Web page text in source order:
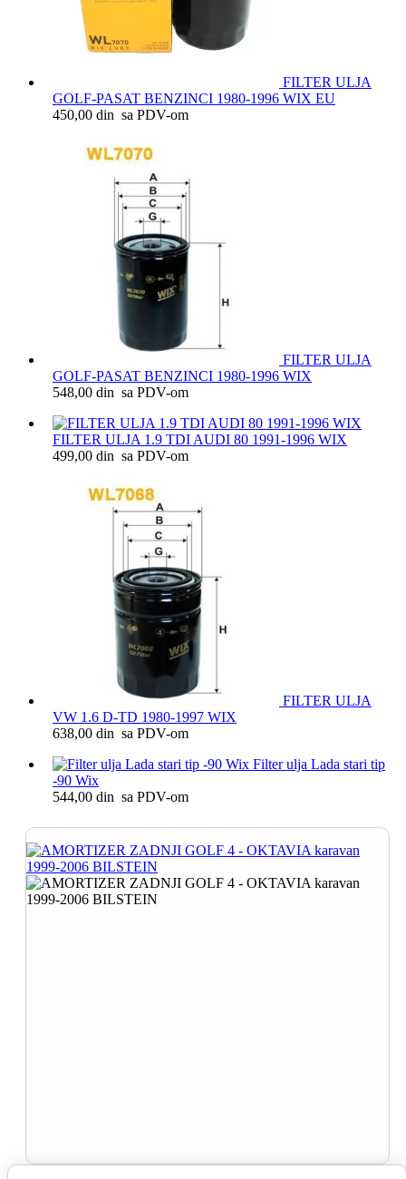
FILTER ULJA
GOLF-PASAT BENZINCI 1980-1996 WIX EU
450,00 din sa PDV-om
FILTER ULJA
GOLF-PASAT BENZINCI 1980-1996 WIX
548,00 din sa PDV-om
FILTER ULJA 1.9 TDI AUDI 80 1991-1996 WIX
499,00 din sa PDV-om
FILTER ULJA
VW 1.6 D-TD 1980-1997 WIX
638,00 din sa PDV-om
Filter ulja Lada stari tip
-90 Wix
544,00 din sa PDV-om